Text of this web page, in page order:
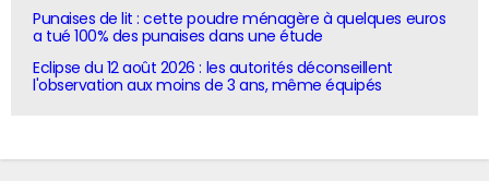
Punaises de lit : cette poudre ménagère à quelques euros
a tué 100% des punaises dans une étude
Eclipse du 12 août 2026 : les autorités déconseillent
l'observation aux moins de 3 ans, même équipés